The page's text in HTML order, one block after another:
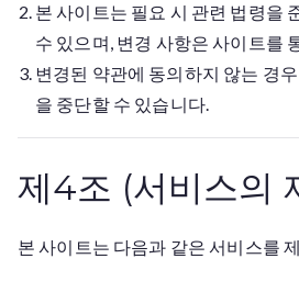
본 사이트는 필요 시 관련 법령을
수 있으며, 변경 사항은 사이트를
변경된 약관에 동의하지 않는 경
을 중단할 수 있습니다.
제4조 (서비스의
본 사이트는 다음과 같은 서비스를